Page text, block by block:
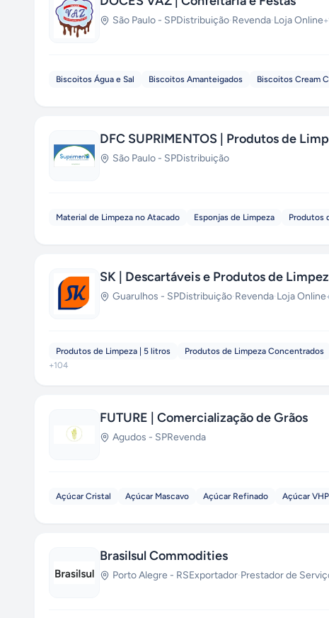
São Paulo - SPDistribuição·Revenda·Loja Online+
Biscoitos Água e Sal Biscoitos Amanteigados Biscoitos Cream
DFC SUPRIMENTOS | Produtos de
São Paulo - SPDistribuição
Material de Limpeza no Atacado Esponjas de Limpeza Produtos
SK | Descartáveis e Produtos de
Guarulhos - SPDistribuição·Revenda·Loja Online
Produtos de Limpeza | 5 litros Produtos de Limpeza Concentrados
+104
FUTURE | Comercialização de Grãos
Agudos - SPRevenda
Açúcar Cristal Açúcar Mascavo Açúcar Refinado Açúcar VHP
Brasilsul Commodities
Porto Alegre - RSExportador·Prestador de